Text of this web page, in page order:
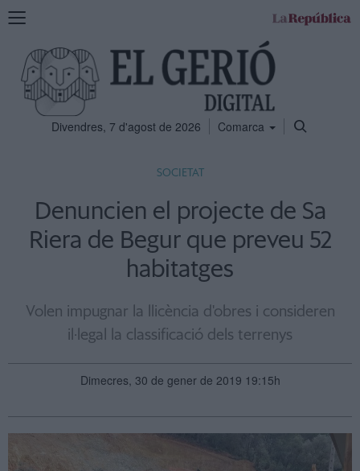
Mostra
navegació
Divendres, 7 d'agost de 2026 Comarca
SOCIETAT
Denuncien el projecte de Sa
Riera de Begur que preveu 52
habitatges
Volen impugnar la llicència d'obres i consideren
il·legal la classificació dels terrenys
Dimecres, 30 de gener de 2019 19:15h